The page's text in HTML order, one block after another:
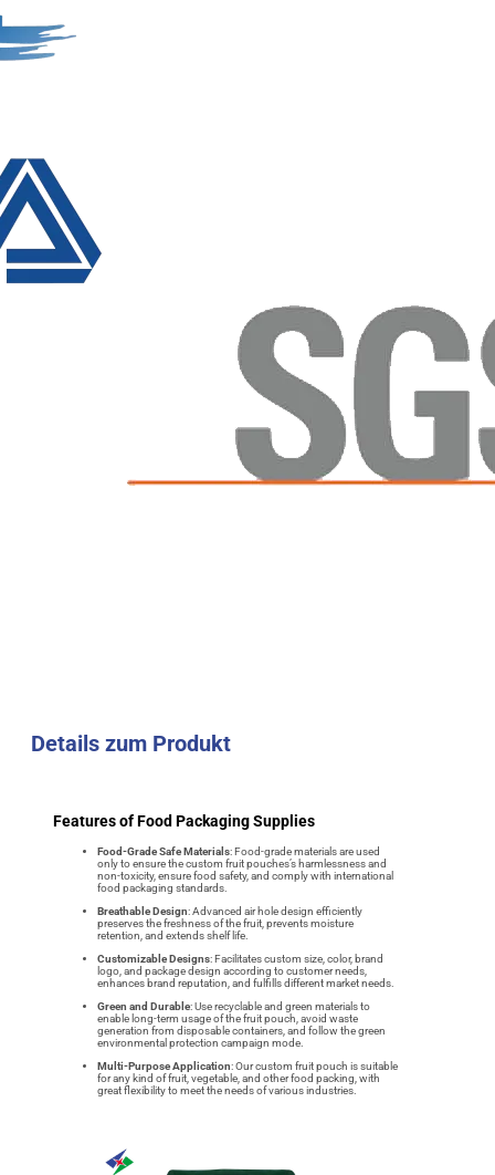
Details zum Produkt
Features of Food Packaging Supplies
Food-Grade Safe Materials: Food-grade materials are used
only to ensure the custom fruit pouches’s harmlessness and
non-toxicity, ensure food safety, and comply with international
food packaging standards.
Breathable Design: Advanced air hole design efficiently
preserves the freshness of the fruit, prevents moisture
retention, and extends shelf life.
Customizable Designs: Facilitates custom size, color, brand
logo, and package design according to customer needs,
enhances brand reputation, and fulfills different market needs.
Green and Durable: Use recyclable and green materials to
enable long-term usage of the fruit pouch, avoid waste
generation from disposable containers, and follow the green
environmental protection campaign mode.
Multi-Purpose Application: Our custom fruit pouch is suitable
for any kind of fruit, vegetable, and other food packing, with
great flexibility to meet the needs of various industries.